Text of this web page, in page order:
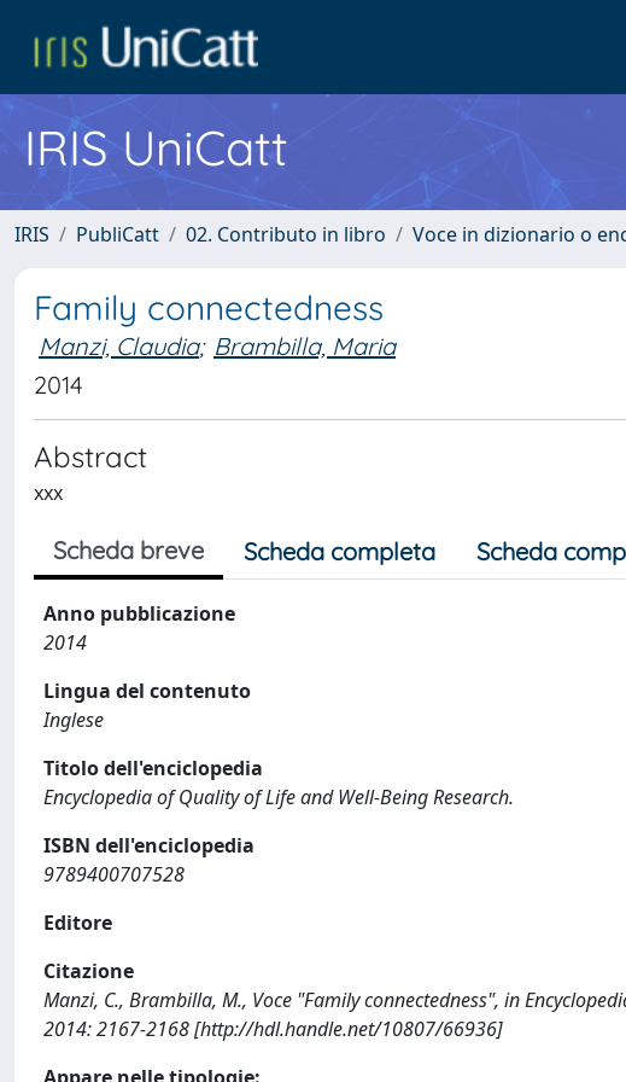
IRIS UniCatt
IRIS PubliCatt 02. Contributo in libro Voce in dizionario o
Family connectedness
Manzi, Claudia; Brambilla, Maria
2014
Abstract
xxx
Scheda breve Scheda completa Scheda
Anno pubblicazione
2014
Lingua del contenuto
Inglese
Titolo dell'enciclopedia
Encyclopedia of Quality of Life and Well-Being Research.
ISBN dell'enciclopedia
9789400707528
Editore
Citazione
Manzi, C., Brambilla, M., Voce "Family connectedness", in
2014: 2167-2168 [http://hdl.handle.net/10807/66936]